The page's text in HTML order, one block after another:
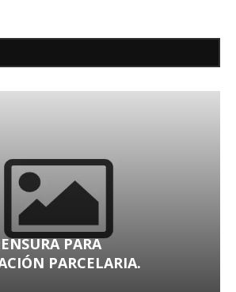
PARA
PARCELARIA.